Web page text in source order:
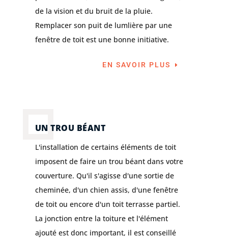
de la vision et du bruit de la pluie.
Remplacer son puit de lumlière par une
fenêtre de toit est une bonne initiative.
EN SAVOIR PLUS
UN TROU BÉANT
L'installation de certains éléments de toit
imposent de faire un trou béant dans votre
couverture. Qu'il s'agisse d'une sortie de
cheminée, d'un chien assis, d'une fenêtre
de toit ou encore d'un toit terrasse partiel.
La jonction entre la toiture et l'élément
ajouté est donc important, il est conseillé